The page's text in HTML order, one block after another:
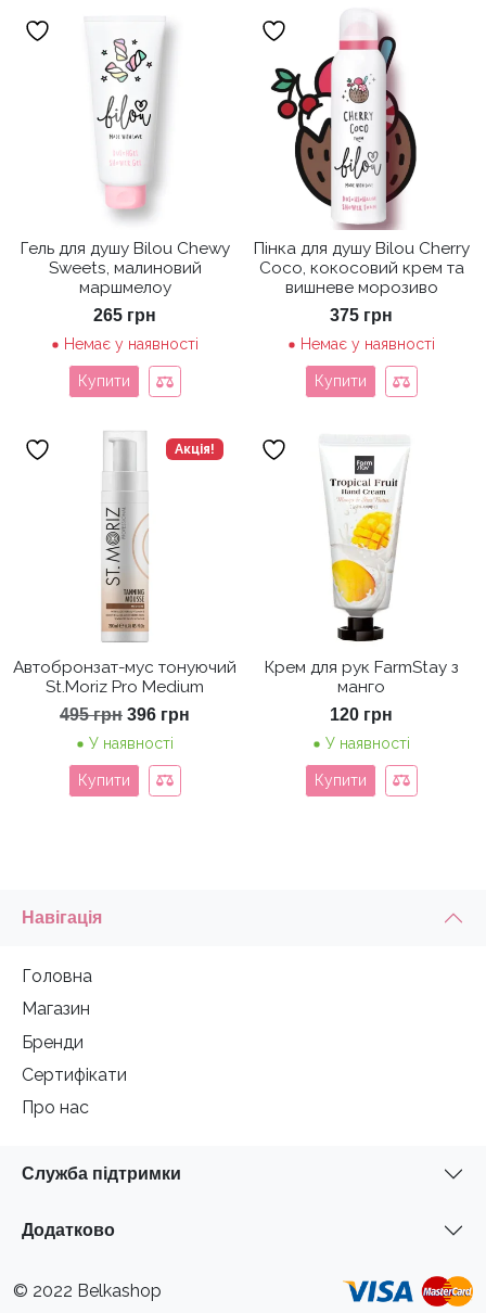
Гель для душу Bilou Chewy
Sweets, малиновий
маршмелоу
265 грн
Немає у наявності
Купити
Пінка для душу Bilou Cherry
Coco, кокосовий крем та
вишневе морозиво
375 грн
Немає у наявності
Купити
Акція!
Автобронзат-мус тонуючий
St.Moriz Pro Medium
495грн Оригінальна
495 грн.
396 грн
У наявності
Купити
Крем для рук FarmStay з
манго
120 грн
У наявності
Купити
Навігація
Головна
Магазин
Бренди
Сертифікати
Про нас
Служба підтримки
Додатково
© 2022 Belkashop